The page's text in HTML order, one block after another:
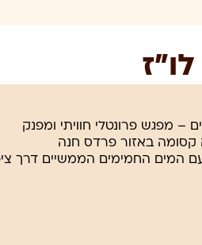
לו”ז
המים החמימים הממשיים דרך